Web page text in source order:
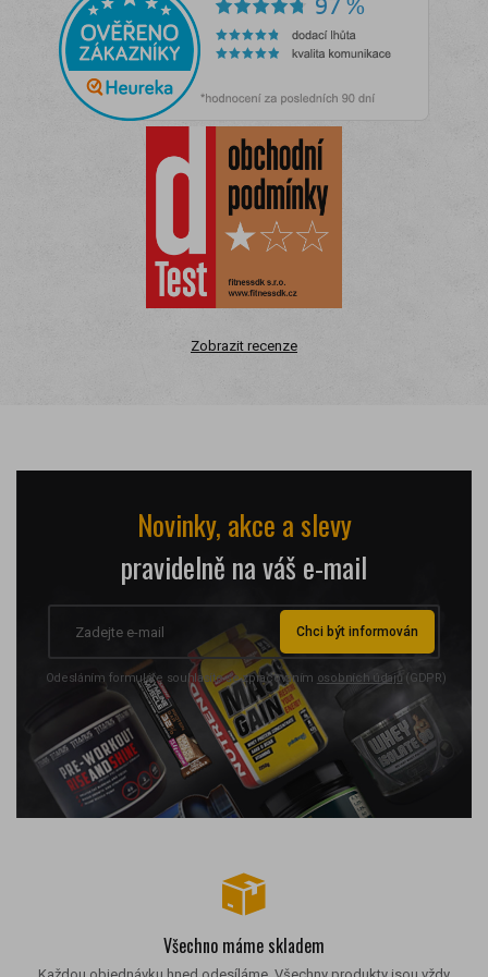
Zobrazit recenze
Novinky, akce a slevy
pravidelně na váš e-mail
Chci být informován
Odesláním formuláře souhlasíte se zpracováním osobních údajů (GDPR)
Všechno máme skladem